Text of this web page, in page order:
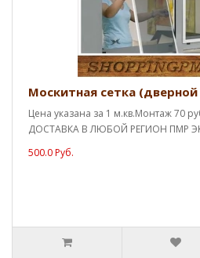
Москитная сетка
Цена указана за 1 м.кв.Монтаж 70
ДОСТАВКА В ЛЮБОЙ РЕГИОН ПМР
500.0 Руб.